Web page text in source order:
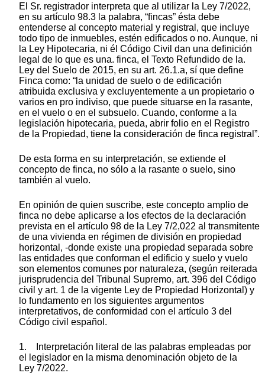
El Sr. registrador interpreta que al utilizar la Ley 7/2022,
en su artículo 98.3 la palabra, “fincas” ésta debe
entenderse al concepto material y registral, que incluye
todo tipo de inmuebles, estén edificados o no. Aunque, ni
la Ley Hipotecaria, ni él Código Civil dan una definición
legal de lo que es una. finca, el Texto Refundido de la.
Ley del Suelo de 2015, en su art. 26.1.a, sí que define
Finca como: “la unidad de suelo o de edificación
atribuida exclusiva y excluyentemente a un propietario o
varios en pro indiviso, que puede situarse en la rasante,
en el vuelo o en el subsuelo. Cuando, conforme a la
legislación hipotecaria, pueda, abrir folio en el Registro
de la Propiedad, tiene la consideración de finca registral”.
De esta forma en su interpretación, se extiende el
concepto de finca, no sólo a la rasante o suelo, sino
también al vuelo.
En opinión de quien suscribe, este concepto amplio de
finca no debe aplicarse a los efectos de la declaración
prevista en el artículo 98 de la Ley 7/2,022 al transmitente
de una vivienda en régimen de división en propiedad
horizontal, -donde existe una propiedad separada sobre
las entidades que conforman el edificio y suelo y vuelo
son elementos comunes por naturaleza, (según reiterada
jurisprudencia del Tribunal Supremo, art. 396 del Código
civil y art. 1 de la vigente Ley de Propiedad Horizontal) y
lo fundamento en los siguientes argumentos
interpretativos, de conformidad con el artículo 3 del
Código civil español.
1. Interpretación literal de las palabras empleadas por
el legislador en la misma denominación objeto de la
Ley 7/2022.